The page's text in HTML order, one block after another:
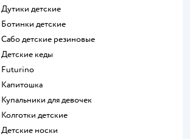
Дутики детские
Ботинки детские
Сабо детские резиновые
Детские кеды
Futurino
Капитошка
Купальники для девочек
Колготки детские
Детские носки